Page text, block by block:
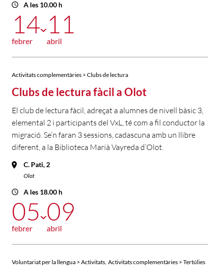
A les 10.00 h
14
febrer
11
abril
Activitats complementàries > Clubs de lectura
Clubs de lectura fàcil a Olot
El club de lectura fàcil, adreçat a alumnes de nivell bàsic 3,
elemental 2 i participants del VxL, té com a fil conductor la
migració. Se’n faran 3 sessions, cadascuna amb un llibre
diferent, a la Biblioteca Marià Vayreda d’Olot.
C. Pati, 2
Olot
A les 18.00 h
05
febrer
09
abril
Voluntariat per la llengua > Activitats Activitats complementàries > Tertúlies